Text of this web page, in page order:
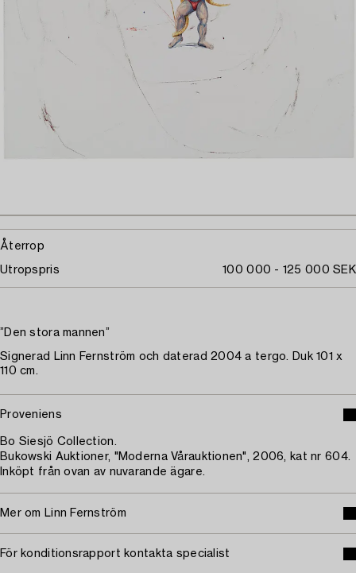
Återrop
Utropspris 100 000 - 125 000 SEK
”Den stora mannen”
Signerad Linn Fernström och daterad 2004 a tergo. Duk 101 x
110 cm.
Proveniens
Bo Siesjö Collection.
Bukowski Auktioner, "Moderna Vårauktionen", 2006, kat nr 604.
Inköpt från ovan av nuvarande ägare.
Mer om Linn Fernström
För konditionsrapport kontakta specialist